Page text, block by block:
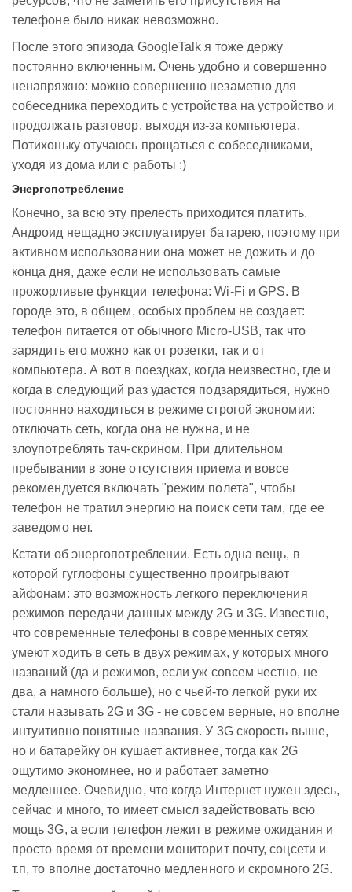
телефоне было никак невозможно.
После этого эпизода GoogleTalk я тоже держу
постоянно включенным. Очень удобно и совершенно
ненапряжно: можно совершенно незаметно для
собеседника переходить с устройства на устройство и
продолжать разговор, выходя из-за компьютера.
Потихоньку отучаюсь прощаться с собеседниками,
уходя из дома или с работы :)
Энергопотребление
Конечно, за всю эту прелесть приходится платить.
Андроид нещадно эксплуатирует батарею, поэтому при
активном использовании она может не дожить и до
конца дня, даже если не использовать самые
прожорливые функции телефона: Wi-Fi и GPS. В
городе это, в общем, особых проблем не создает:
телефон питается от обычного Micro-USB, так что
зарядить его можно как от розетки, так и от
компьютера. А вот в поездках, когда неизвестно, где и
когда в следующий раз удастся подзарядиться, нужно
постоянно находиться в режиме строгой экономии:
отключать сеть, когда она не нужна, и не
злоупотреблять тач-скрином. При длительном
пребывании в зоне отсутствия приема и вовсе
рекомендуется включать "режим полета", чтобы
телефон не тратил энергию на поиск сети там, где ее
заведомо нет.
Кстати об энергопотреблении. Есть одна вещь, в
которой гуглофоны существенно проигрывают
айфонам: это возможность легкого переключения
режимов передачи данных между 2G и 3G. Известно,
что современные телефоны в современных сетях
умеют ходить в сеть в двух режимах, у которых много
названий (да и режимов, если уж совсем честно, не
два, а намного больше), но с чьей-то легкой руки их
стали называть 2G и 3G - не совсем верные, но вполне
интуитивно понятные названия. У 3G скорость выше,
но и батарейку он кушает активнее, тогда как 2G
ощутимо экономнее, но и работает заметно
медленнее. Очевидно, что когда Интернет нужен здесь,
сейчас и много, то имеет смысл задействовать всю
мощь 3G, а если телефон лежит в режиме ожидания и
просто время от времени мониторит почту, соцсети и
т.п, то вполне достаточно медленного и скромного 2G.